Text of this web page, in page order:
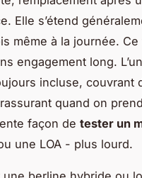
Elle s’étend
même à la journée.
engagement long.
incluse, couvrant
quand on
façon de tester un
une LOA - plus lourd.